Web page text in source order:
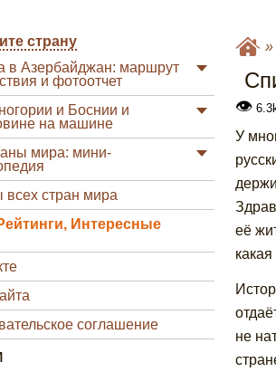
страну
в Азербайджан: маршрут
и фотоотчет
и Боснии и
на машине
мира: мини-
всех стран мира
Интересные
соглашение
»
👁
У
её
не